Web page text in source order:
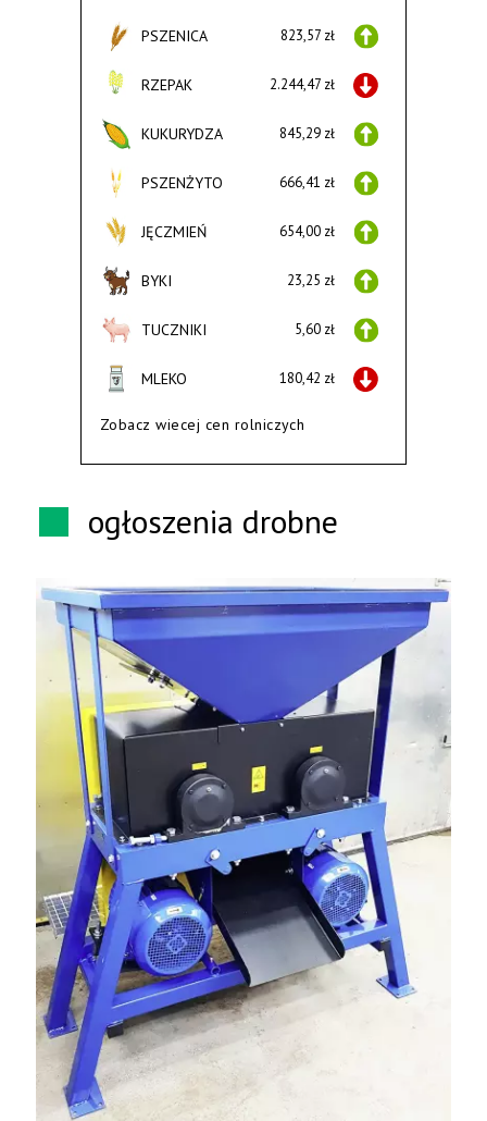
PSZENICA 823,57 zł
RZEPAK 2.244,47 zł
KUKURYDZA 845,29 zł
PSZENŻYTO 666,41 zł
JĘCZMIEŃ 654,00 zł
BYKI 23,25 zł
TUCZNIKI 5,60 zł
MLEKO 180,42 zł
Zobacz wiecej cen rolniczych
ogłoszenia drobne